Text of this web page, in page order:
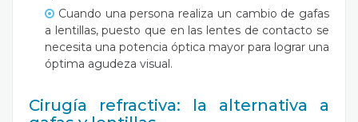
Cuando una persona realiza un cambio de gafas
a lentillas, puesto que en las lentes de contacto se
necesita una potencia óptica mayor para lograr una
óptima agudeza visual.
Cirugía refractiva: la alternativa a